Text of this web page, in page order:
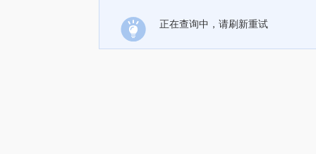
正在查询中，请刷新重试